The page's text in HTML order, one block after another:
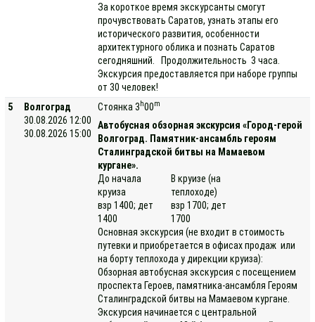
За короткое время экскурсанты смогут
прочувствовать Саратов, узнать этапы его
исторического развития, особенности
архитектурного облика и познать Саратов
сегодняшний. Продолжительность 3 часа.
Экскурсия предоставляется при наборе группы
от 30 человек!
5
Волгоград
30.08.2026 12:00
30.08.2026 15:00
Стоянка 3 h00m
Автобусная обзорная экскурсия «Город-герой
Волгоград. Памятник-ансамбль героям
Сталинградской битвы на Мамаевом
кургане».
До начала
круиза
взр 1400; дет
1400
В круизе (на
теплоходе)
взр 1700; дет
1700
Основная экскурсия (не входит в стоимость
путевки и приобретается в офисах продаж или
на борту теплохода у дирекции круиза):
Обзорная автобусная экскурсия с посещением
проспекта Героев, памятника-ансамбля Героям
Сталинградской битвы на Мамаевом кургане.
Экскурсия начинается с центральной